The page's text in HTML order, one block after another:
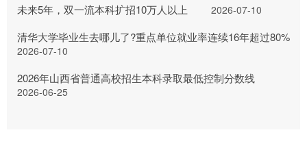
未来5年，双一流本科扩招10万人以上 2026-07-10
清华大学毕业生去哪儿了?重点单位就业率连续16年超过80%
2026-07-10
2026年山西省普通高校招生本科录取最低控制分数线
2026-06-25